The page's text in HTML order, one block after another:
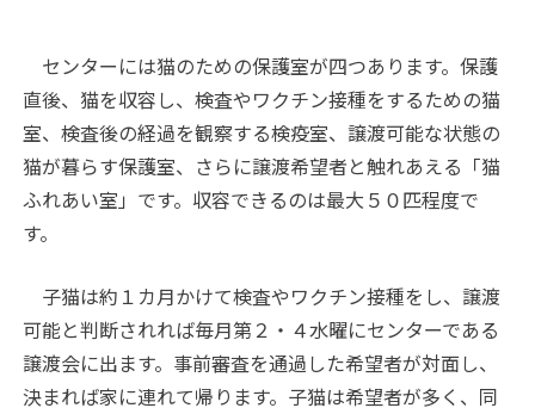
センターには猫のための保護室が四つあります。保護
直後、猫を収容し、検査やワクチン接種をするための猫
室、検査後の経過を観察する検疫室、譲渡可能な状態の
猫が暮らす保護室、さらに譲渡希望者と触れあえる「猫
ふれあい室」です。収容できるのは最大５０匹程度で
す。
子猫は約１カ月かけて検査やワクチン接種をし、譲渡
可能と判断されれば毎月第２・４水曜にセンターである
譲渡会に出ます。事前審査を通過した希望者が対面し、
決まれば家に連れて帰ります。子猫は希望者が多く、同